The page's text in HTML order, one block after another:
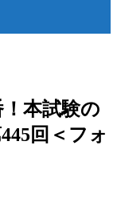
！本試験の
回＜フォ